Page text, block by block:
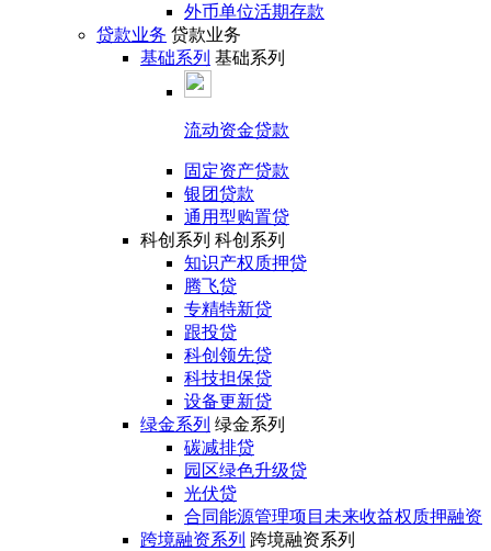
外币单位活期存款
贷款业务 贷款业务
基础系列 基础系列
流动资金贷款
固定资产贷款
银团贷款
通用型购置贷
科创系列 科创系列
知识产权质押贷
腾飞贷
专精特新贷
跟投贷
科创领先贷
科技担保贷
设备更新贷
绿金系列 绿金系列
碳减排贷
园区绿色升级贷
光伏贷
合同能源管理项目未来收益权质押融资
跨境融资系列 跨境融资系列